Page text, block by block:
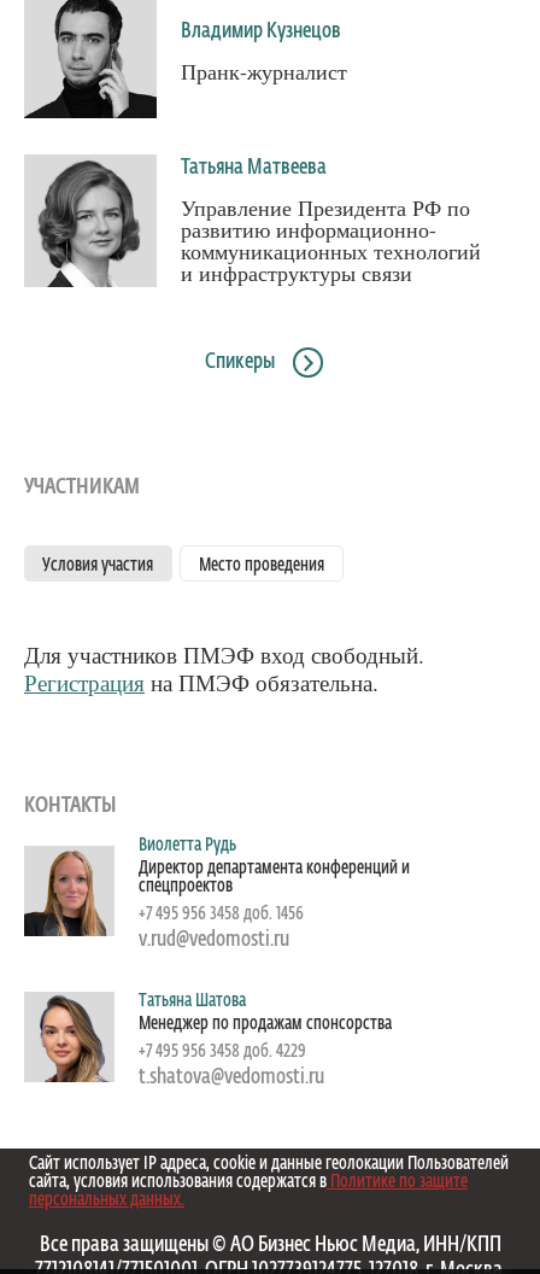
Владимир Кузнецов
Пранк-журналист
Татьяна Матвеева
Управление Президента РФ по
развитию информационно-
коммуникационных технологий
и инфраструктуры связи
Спикеры
УЧАСТНИКАМ
Условия участия Место проведения
Для участников ПМЭФ вход свободный.
Регистрация на ПМЭФ обязательна.
КОНТАКТЫ
Виолетта Рудь
Директор департамента конференций и
спецпроектов
+7 495 956 3458 доб. 1456
v.rud@vedomosti.ru
Татьяна Шатова
Менеджер по продажам спонсорства
+7 495 956 3458 доб. 4229
t.shatova@vedomosti.ru
Сайт использует IP адреса, cookie и данные геолокации Пользователей
сайта, условия использования содержатся в Политике по защите
персональных данных.
Все права защищены © АО Бизнес Ньюс Медиа, ИНН/КПП